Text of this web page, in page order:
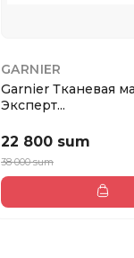
GARNIER
Garnier Тканевая
Эксперт...
22 800 sum
38 000 sum